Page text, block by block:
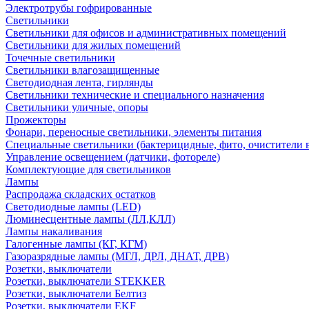
Электротрубы гофрированные
Светильники
Светильники для офисов и административных помещений
Светильники для жилых помещений
Точечные светильники
Светильники влагозащищенные
Светодиодная лента, гирлянды
Светильники технические и специального назначения
Светильники уличные, опоры
Прожекторы
Фонари, переносные светильники, элементы питания
Специальные светильники (бактерицидные, фито, очистители
Управление освещением (датчики, фотореле)
Комплектующие для светильников
Лампы
Распродажа складских остатков
Светодиодные лампы (LED)
Люминесцентные лампы (ЛЛ,КЛЛ)
Лампы накаливания
Галогенные лампы (КГ, КГМ)
Газоразрядные лампы (МГЛ, ДРЛ, ДНАТ, ДРВ)
Розетки, выключатели
Розетки, выключатели STEKKER
Розетки, выключатели Белтиз
Розетки, выключатели EKF